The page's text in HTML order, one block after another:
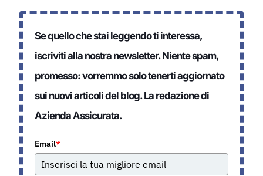
Se quello che stai leggendo ti interessa,
iscriviti alla nostra newsletter. Niente spam,
promesso: vorremmo solo tenerti aggiornato
sui nuovi articoli del blog. La redazione di
Azienda Assicurata.
Email*